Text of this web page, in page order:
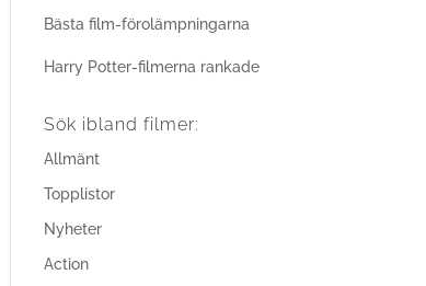
Bästa film-förolämpningarna
Harry Potter-filmerna rankade
Sök ibland filmer:
Allmänt
Topplistor
Nyheter
Action